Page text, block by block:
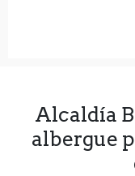
Alcaldía
albergue